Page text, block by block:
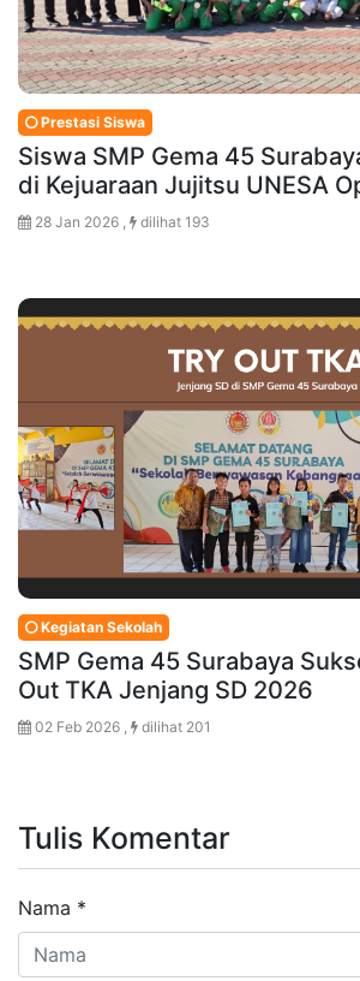
Prestasi Siswa
Siswa SMP Gema 45
di Kejuaraan Jujitsu UNESA
28 Jan 2026 , dilihat 193
Kegiatan Sekolah
SMP Gema 45 Surabaya
Out TKA Jenjang SD 2026
02 Feb 2026 , dilihat 201
Tulis Komentar
Nama *